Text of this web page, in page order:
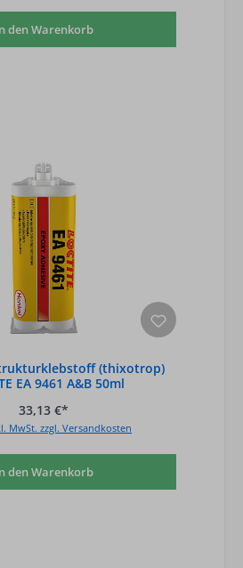
den Warenkorb
(thixotrop)
EA 9461 A&B 50ml
33,13 €*
MwSt. zzgl. Versandkosten
den Warenkorb